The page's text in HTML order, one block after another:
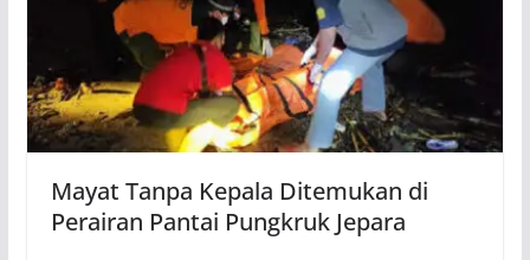
Mayat Tanpa Kepala Ditemukan di
Perairan Pantai Pungkruk Jepara